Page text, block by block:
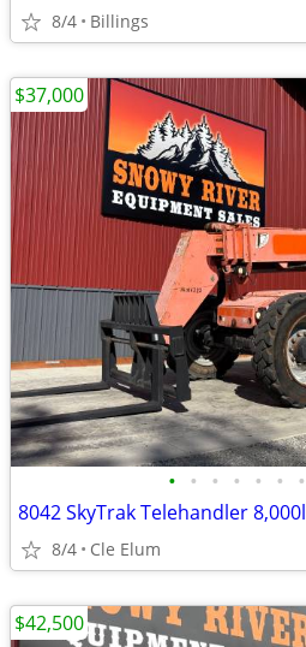
8/4 Billings
• • • • • • •
8042 SkyTrak Telehandler
8/4 Cle Elum
$37,000
$42,500